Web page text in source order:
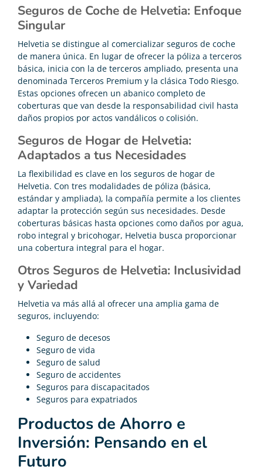
Seguros de Coche de Helvetia: Enfoque
Singular
Helvetia se distingue al comercializar seguros de coche
de manera única. En lugar de ofrecer la póliza a terceros
básica, inicia con la de terceros ampliado, presenta una
denominada Terceros Premium y la clásica Todo Riesgo.
Estas opciones ofrecen un abanico completo de
coberturas que van desde la responsabilidad civil hasta
daños propios por actos vandálicos o colisión.
Seguros de Hogar de Helvetia:
Adaptados a tus Necesidades
La flexibilidad es clave en los seguros de hogar de
Helvetia. Con tres modalidades de póliza (básica,
estándar y ampliada), la compañía permite a los clientes
adaptar la protección según sus necesidades. Desde
coberturas básicas hasta opciones como daños por agua,
robo integral y bricohogar, Helvetia busca proporcionar
una cobertura integral para el hogar.
Otros Seguros de Helvetia: Inclusividad
y Variedad
Helvetia va más allá al ofrecer una amplia gama de
seguros, incluyendo:
Seguro de decesos
Seguro de vida
Seguro de salud
Seguro de accidentes
Seguros para discapacitados
Seguros para expatriados
Productos de Ahorro e
Inversión: Pensando en el
Futuro